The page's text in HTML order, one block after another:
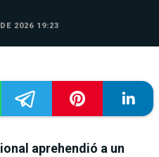
2026 19:23
aprehendió a un